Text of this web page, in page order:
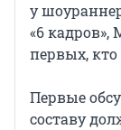
у
«6 кадров»,
первых, кто
Первые
составу